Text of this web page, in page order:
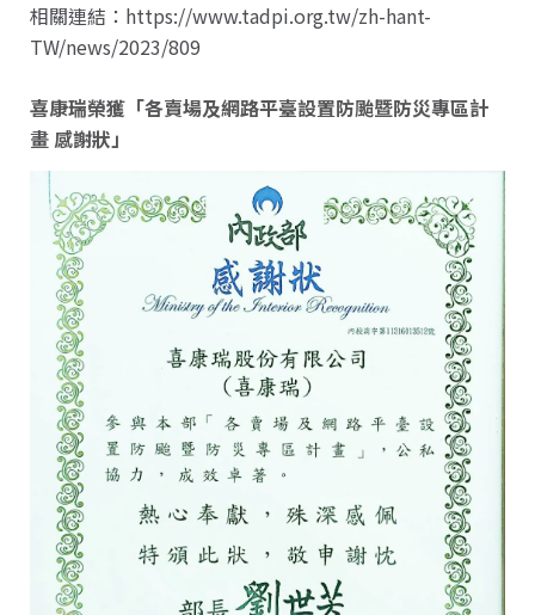
相關連結： https://www.tadpi.org.tw/zh-hant-
TW/news/2023/809
喜康瑞榮獲「各賣場及網路平臺設置防颱暨防災專區計
畫 感謝狀」